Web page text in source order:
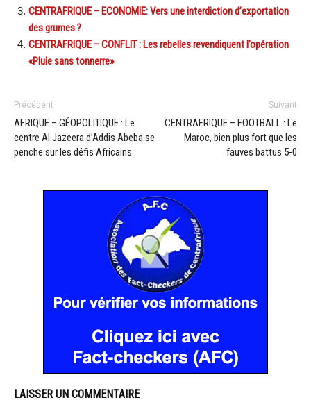
CENTRAFRIQUE – ECONOMIE: Vers une interdiction d’exportation
des grumes ?
CENTRAFRIQUE – CONFLIT : Les rebelles revendiquent l’opération
«Pluie sans tonnerre»
Précédent
AFRIQUE – GÉOPOLITIQUE : Le
centre Al Jazeera d’Addis Abeba se
penche sur les défis Africains
Suivant
CENTRAFRIQUE – FOOTBALL : Le
Maroc, bien plus fort que les
fauves battus 5-0
LAISSER UN COMMENTAIRE